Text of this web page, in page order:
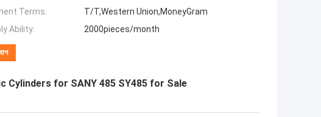
Terms:
T/T,Western Union,MoneyGram
Ability:
2000pieces/month
Cylinders for SANY 485 SY485 for Sale